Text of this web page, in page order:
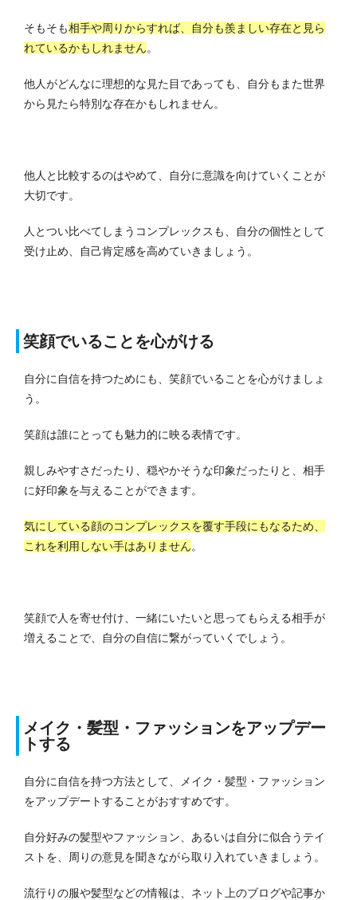
そもそも相手や周りからすれば、自分も羨ましい存在と見ら
れているかもしれません。
他人がどんなに理想的な見た目であっても、自分もまた世界
から見たら特別な存在かもしれません。
他人と比較するのはやめて、自分に意識を向けていくことが
大切です。
人とつい比べてしまうコンプレックスも、自分の個性として
受け止め、自己肯定感を高めていきましょう。
笑顔でいることを心がける
自分に自信を持つためにも、笑顔でいることを心がけましょ
う。
笑顔は誰にとっても魅力的に映る表情です。
親しみやすさだったり、穏やかそうな印象だったりと、相手
に好印象を与えることができます。
気にしている顔のコンプレックスを覆す手段にもなるため、
これを利用しない手はありません。
笑顔で人を寄せ付け、一緒にいたいと思ってもらえる相手が
増えることで、自分の自信に繋がっていくでしょう。
メイク・髪型・ファッションをアップデー
トする
自分に自信を持つ方法として、メイク・髪型・ファッション
をアップデートすることがおすすめです。
自分好みの髪型やファッション、あるいは自分に似合うテイ
ストを、周りの意見を聞きながら取り入れていきましょう。
流行りの服や髪型などの情報は、ネット上のブログや記事か